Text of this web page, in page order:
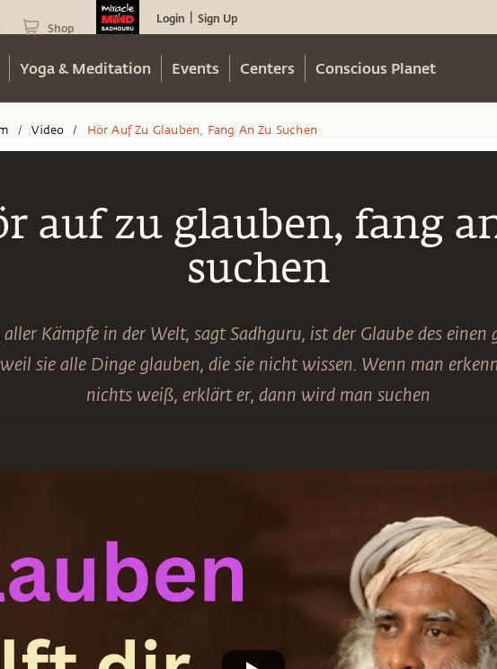
Shop
Login Sign Up
Yoga & Meditation Events Centers Conscious Planet
/ Video / Hör Auf Zu Glauben, Fang An Zu Suchen
auf zu glauben, fang
suchen
Kämpfe in der Welt, sagt Sadhguru, ist der Glaube des einen
sie alle Dinge glauben, die sie nicht wissen. Wenn man
nichts weiß, erklärt er, dann wird man suchen